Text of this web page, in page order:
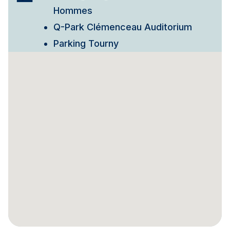
Hommes
Q-Park Clémenceau Auditorium
Parking Tourny